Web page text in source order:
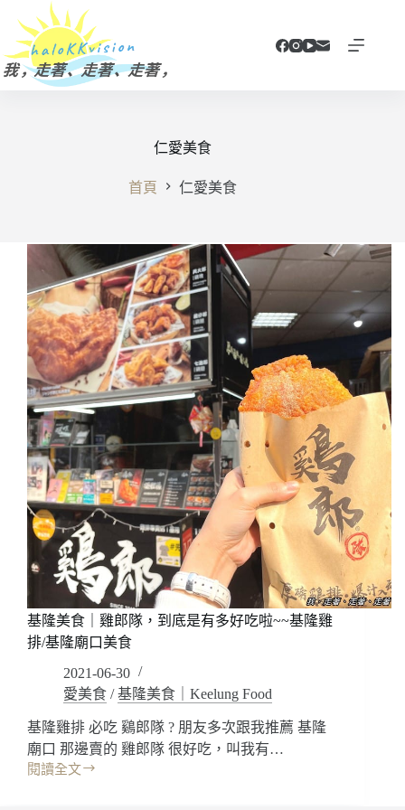
主
要
仁愛美食
首頁 仁愛美食
基隆美食｜雞郎隊，到底是有多好吃啦~~基隆雞
排/基隆廟口美食
2021-06-30
愛美食 /基隆美食｜Keelung Food
基隆雞排 必吃 鷄郎隊 ? 朋友多次跟我推薦 基隆
廟口 那邊賣的 雞郎隊 很好吃，叫我有…
閱讀全文
基